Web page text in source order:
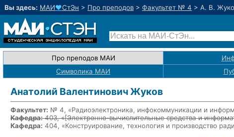
Вы здесь: МАИ♥СтЭн > Про преподов > Факультет № 4 > А. В.
Про преподов МАИ
Символика МАИ
Анатолий Валентинович Жуков
Факультет: № 4, «Радиоэлектроника, инфокоммуникации и
Кафедра:403, «[Электронно-вычислительные средства и
Кафедра: 404, «Конструирование, технология и производство